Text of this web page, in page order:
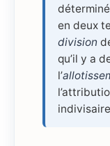
en deux
division
qu’il y a
l’